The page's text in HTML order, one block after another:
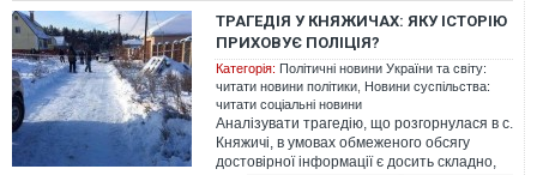
ТРАГЕДІЯ У КНЯЖИЧАХ: ЯКУ ІСТОРІЮ
ПРИХОВУЄ ПОЛІЦІЯ?
Категорія: Політичні новини України та світу:
читати новини політики Новини суспільства:
читати соціальні новини
Аналізувати трагедію, що розгорнулася в с.
Княжичі, в умовах обмеженого обсягу
достовірної інформації є досить складно,